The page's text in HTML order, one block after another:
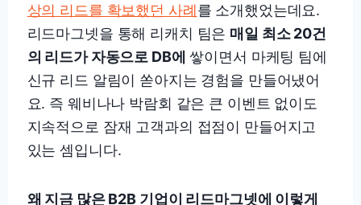
상의 리드를 확보했던 사례를 소개했었는데요.
리드마그넷을 통해 리캐치 팀은 매일 최소 20건
의 리드가 자동으로 DB에 쌓이면서 마케팅 팀에
신규 리드 알림이 쏟아지는 경험을 만들어냈어
요. 즉 웨비나나 박람회 같은 큰 이벤트 없이도
지속적으로 잠재 고객과의 접점이 만들어지고
있는 셈입니다.
왜 지금 많은 B2B 기업이 리드마그넷에 이렇게